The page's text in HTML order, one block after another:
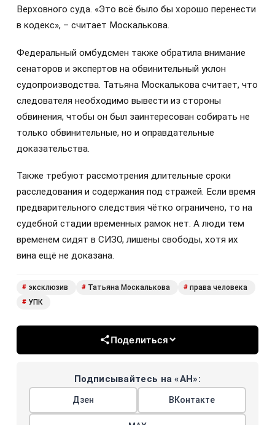
Верховного суда. «Это всё было бы хорошо перенести
в кодекс», – считает Москалькова.
Федеральный омбудсмен также обратила внимание
сенаторов и экспертов на обвинительный уклон
судопроизводства. Татьяна Москалькова считает, что
следователя необходимо вывести из стороны
обвинения, чтобы он был заинтересован собирать не
только обвинительные, но и оправдательные
доказательства.
Также требуют рассмотрения длительные сроки
расследования и содержания под стражей. Если время
предварительного следствия чётко ограничено, то на
судебной стадии временных рамок нет. А люди тем
временем сидят в СИЗО, лишены свободы, хотя их
вина ещё не доказана.
# эксклюзив # Татьяна Москалькова # права человека
# УПК
Поделиться
Подписывайтесь на «АН»:
Дзен ВКонтакте